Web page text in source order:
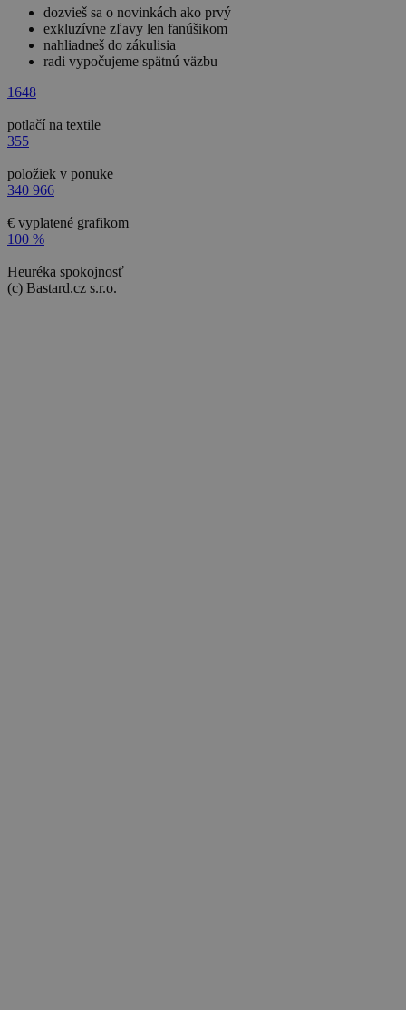
dozvieš sa o novinkách ako prvý
exkluzívne zľavy len fanúšikom
nahliadneš do zákulisia
radi vypočujeme spätnú väzbu
1648
potlačí na textile
355
položiek v ponuke
340 966
€ vyplatené grafikom
100 %
Heuréka spokojnosť
(c) Bastard.cz s.r.o.